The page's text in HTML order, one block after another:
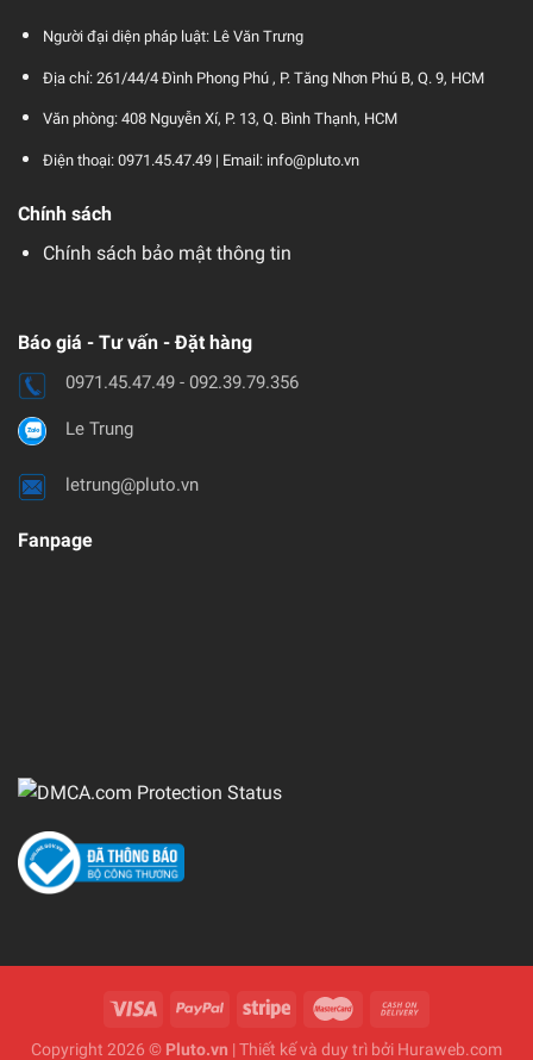
Người đại diện pháp luật: Lê Văn Trưng
Địa chỉ: 261/44/4 Đình Phong Phú , P. Tăng Nhơn Phú B, Q. 9, HCM
Văn phòng: 408 Nguyễn Xí, P. 13, Q. Bình Thạnh, HCM
Chính sách
Báo giá - Tư vấn - Đặt hàng
0971.45.47.49 - 092.39.79.356